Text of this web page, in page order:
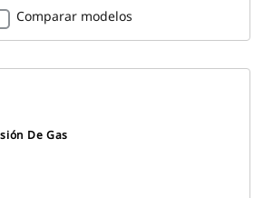
Comparar modelos
De Gas